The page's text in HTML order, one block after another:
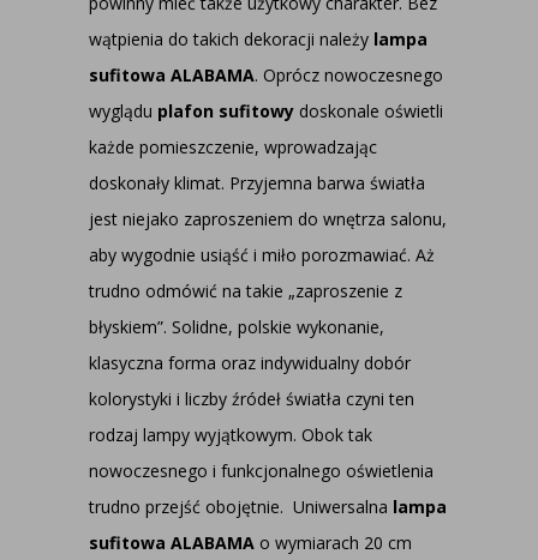
wątpienia do takich dekoracji należy lampa
sufitowa ALABAMA. Oprócz nowoczesnego
wyglądu plafon sufitowy doskonale oświetli
każde pomieszczenie, wprowadzając
doskonały klimat. Przyjemna barwa światła
jest niejako zaproszeniem do wnętrza salonu,
aby wygodnie usiąść i miło porozmawiać. Aż
trudno odmówić na takie „zaproszenie z
błyskiem”. Solidne, polskie wykonanie,
klasyczna forma oraz indywidualny dobór
kolorystyki i liczby źródeł światła czyni ten
rodzaj lampy wyjątkowym. Obok tak
nowoczesnego i funkcjonalnego oświetlenia
trudno przejść obojętnie. Uniwersalna lampa
sufitowa ALABAMA o wymiarach 20 cm